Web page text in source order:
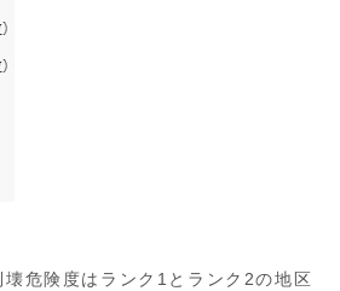
危険度はランク1とランク2の地区